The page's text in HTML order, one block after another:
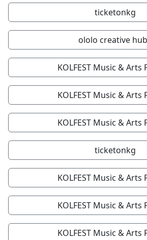
ticketonkg
ololo creative
KOLFEST Music & Arts
KOLFEST Music & Arts
KOLFEST Music & Arts
ticketonkg
KOLFEST Music & Arts
KOLFEST Music & Arts
KOLFEST Music & Arts